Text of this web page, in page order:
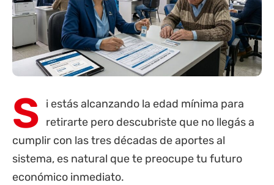
S i estás alcanzando la edad mínima para
retirarte pero descubriste que no llegás a
cumplir con las tres décadas de aportes al
sistema, es natural que te preocupe tu futuro
económico inmediato.